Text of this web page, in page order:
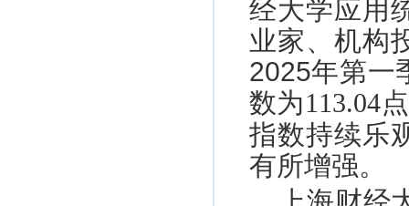
经大学应用
业家、机构
2025年第一
数为113.04
指数持续乐
有所增强。